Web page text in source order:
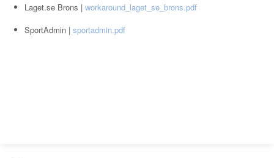
Laget.se Brons | workaround_laget_se_brons.pdf
SportAdmin | sportadmin.pdf